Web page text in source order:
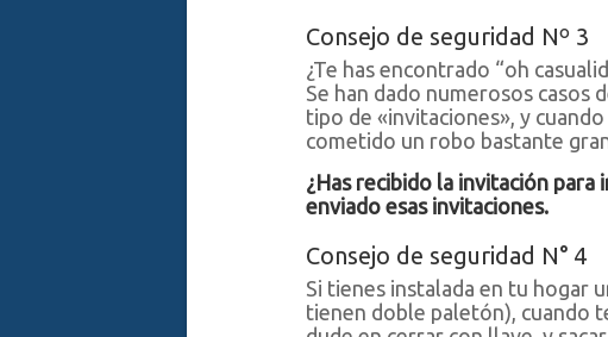
Consejo de seguridad Nº 3
¿Te has encontrado “oh
Se han dado numerosos casos
tipo de «invitaciones», y
cometido un robo bastante
¿Has recibido la invitación para
enviado esas invitaciones.
Consejo de seguridad N° 4
Si tienes instalada en tu hogar
tienen doble paletón), cuando